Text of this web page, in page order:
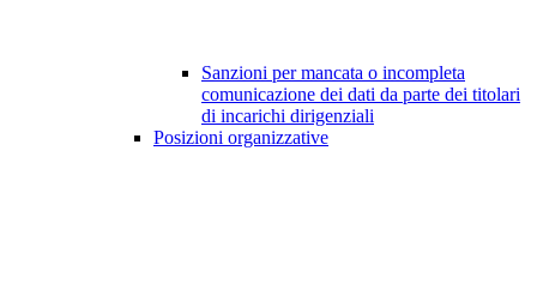
Sanzioni per mancata o incompleta
comunicazione dei dati da parte dei titolari
di incarichi dirigenziali
Posizioni organizzative